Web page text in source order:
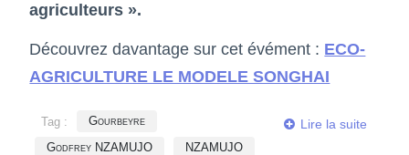
agriculteurs ».
Découvrez davantage sur cet évément : ECO-
AGRICULTURE LE MODELE SONGHAI
Lire la suite
Tag :
Gourbeyre
Godfrey NZAMUJO
NZAMUJO